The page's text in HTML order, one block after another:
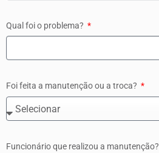
Qual foi o problema?
Foi feita a manutenção ou a troca?
Funcionário que realizou a manutenção?